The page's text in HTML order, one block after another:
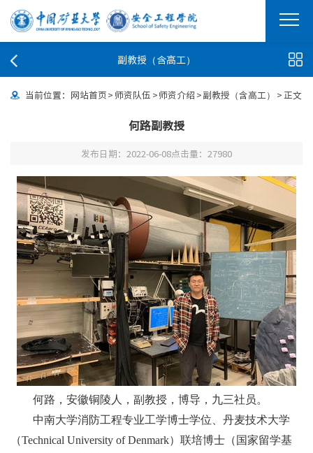
副教授（含高工）
当前位置： 网站首页> 师资队伍 >师资介绍 >副教授（含高工） >正文
何路副教授
发布日期：2022-06-08点击量： 27980
何路，安徽铜陵人，副教授，博导，九三社员。
中南大学消防工程专业工学博士学位、丹麦技术大学
（Technical University of Denmark）联培博士（国家留学基